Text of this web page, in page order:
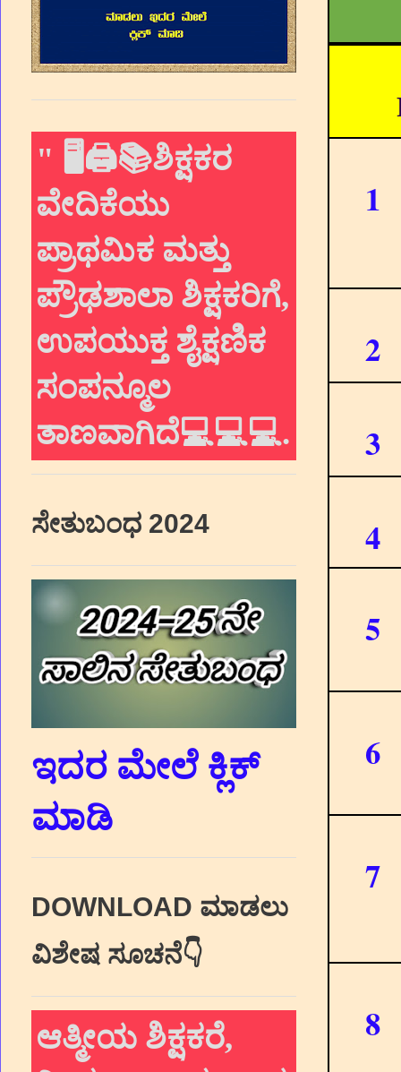
1
2
3
4
5
6
7
8
" 🖥🖨📚ಶಿಕ್ಷಕರ
ವೇದಿಕೆಯು
ಪ್ರಾಥಮಿಕ ಮತ್ತು
ಪ್ರೌಢಶಾಲಾ ಶಿಕ್ಷಕರಿಗೆ,
ಉಪಯುಕ್ತ ಶೈಕ್ಷಣಿಕ
ಸಂಪನ್ಮೂಲ
ತಾಣವಾಗಿದೆ💻💻💻.
ಸೇತುಬಂಧ 2024
ಇದರ ಮೇಲೆ ಕ್ಲಿಕ್‌
ಮಾಡಿ
DOWNLOAD ಮಾಡಲು
ವಿಶೇಷ ಸೂಚನೆ👇
ಆತ್ಮೀಯ ಶಿಕ್ಷಕರೆ,